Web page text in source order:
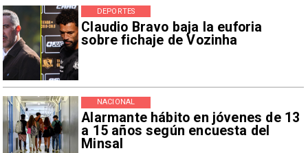
Claudio Bravo baja la euforia
sobre fichaje de Vozinha
DEPORTES
Alarmante hábito en jóvenes de 13
a 15 años según encuesta del
Minsal
NACIONAL